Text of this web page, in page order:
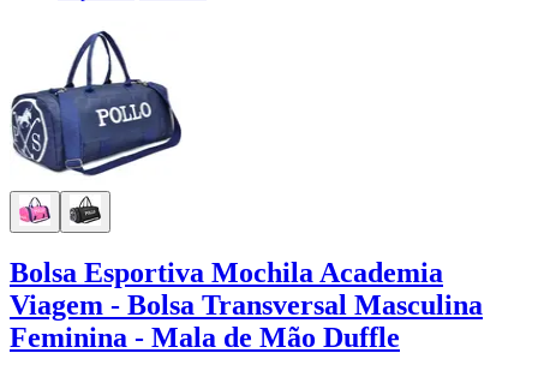
Bolsa Esportiva Mochila Academia
Viagem - Bolsa Transversal Masculina
Feminina - Mala de Mão Duffle